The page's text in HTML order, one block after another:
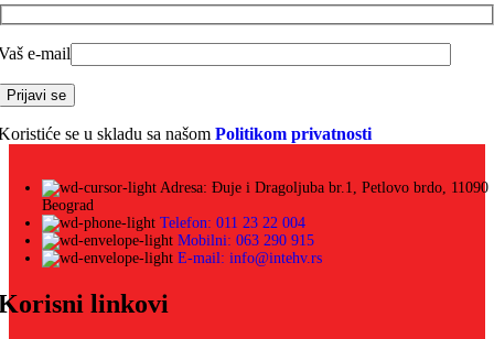
e-mail
se u skladu sa našom Politikom privatnosti
Adresa: Đuje i Dragoljuba br.1, Petlovo brdo, 11090
Beograd
Telefon: 011 23 22 004
Mobilni: 063 290 915
E-mail: info@intehv.rs
linkovi